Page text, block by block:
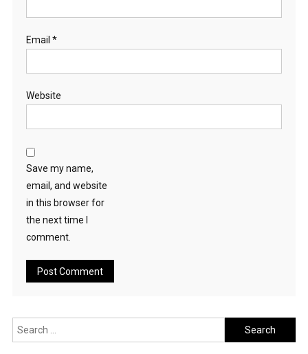
Email *
Website
Save my name,
email, and website
in this browser for
the next time I
comment.
Search
for: